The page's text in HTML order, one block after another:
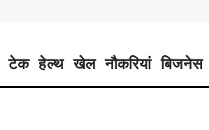
टेक हेल्थ खेल नौकरियां बिजनेस